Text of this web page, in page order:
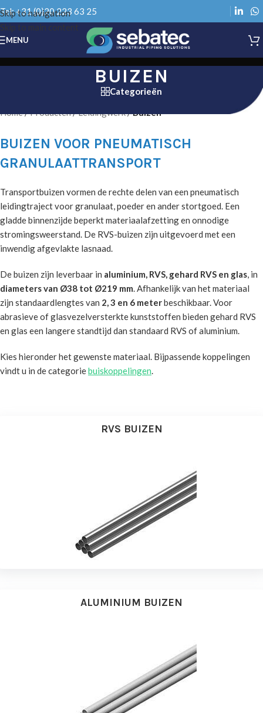
Skip to navigation
Skip to main content
Tel: +31 (0)20 223 63 25
MENU
BUIZEN
Categorieën
Home/Producten/Leidingwerk/Buizen
BUIZEN VOOR PNEUMATISCH
GRANULAATTRANSPORT
Transportbuizen vormen de rechte delen van een pneumatisch
leidingtraject voor granulaat, poeder en ander stortgoed. Een
gladde binnenzijde beperkt materiaalafzetting en onnodige
stromingsweerstand. De RVS-buizen zijn uitgevoerd met een
inwendig afgevlakte lasnaad.
De buizen zijn leverbaar in aluminium, RVS, gehard RVS en glas, in
diameters van Ø38 tot Ø219 mm. Afhankelijk van het materiaal
zijn standaardlengtes van 2, 3 en 6 meterbeschikbaar. Voor
abrasieve of glasvezelversterkte kunststoffen bieden gehard RVS
en glas een langere standtijd dan standaard RVS of aluminium.
Kies hieronder het gewenste materiaal. Bijpassende koppelingen
vindt u in de categoriebuiskoppelingen.
RVS BUIZEN
ALUMINIUM BUIZEN